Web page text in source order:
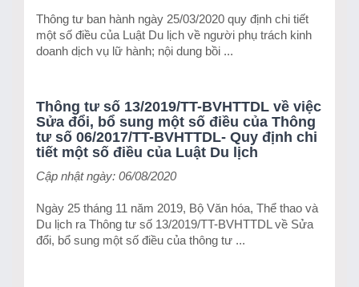
Thông tư ban hành ngày 25/03/2020 quy định chi tiết
một số điều của Luật Du lịch về người phụ trách kinh
doanh dịch vụ lữ hành; nội dung bồi ...
Thông tư số 13/2019/TT-BVHTTDL về việc
Sửa đổi, bổ sung một số điều của Thông
tư số 06/2017/TT-BVHTTDL- Quy định chi
tiết một số điều của Luật Du lịch
Cập nhật ngày: 06/08/2020
Ngày 25 tháng 11 năm 2019, Bộ Văn hóa, Thể thao và
Du lịch ra Thông tư số 13/2019/TT-BVHTTDL về Sửa
đổi, bổ sung một số điều của thông tư ...